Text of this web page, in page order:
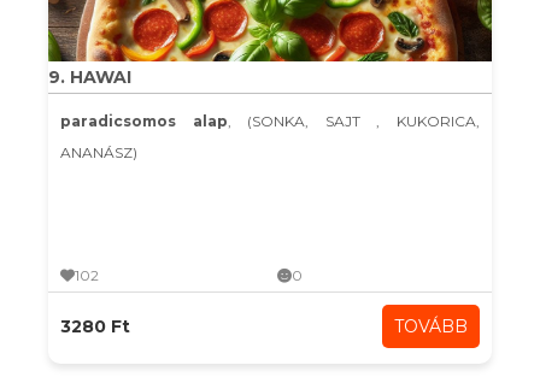
9. HAWAI
paradicsomos alap, (SONKA, SAJT , KUKORICA,
ANANÁSZ)
102 0
3280 Ft TOVÁBB